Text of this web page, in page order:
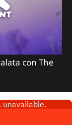
con The